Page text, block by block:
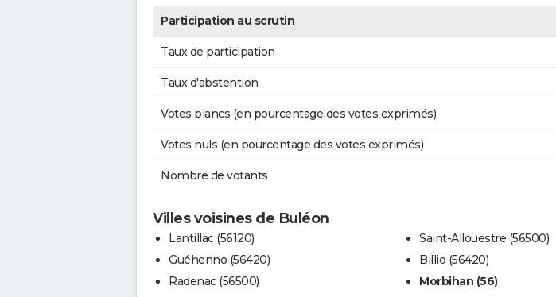
Participation au scrutin
Taux de participation
Taux d'abstention
Votes blancs (en pourcentage des votes exprimés)
Votes nuls (en pourcentage des votes exprimés)
Nombre de votants
Villes voisines de Buléon
Lantillac (56120)
Guéhenno (56420)
Radenac (56500)
Saint-Allouestre (56500)
Billio (56420)
Morbihan (56)